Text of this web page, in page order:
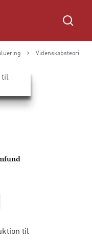
Videnskabsteori
til